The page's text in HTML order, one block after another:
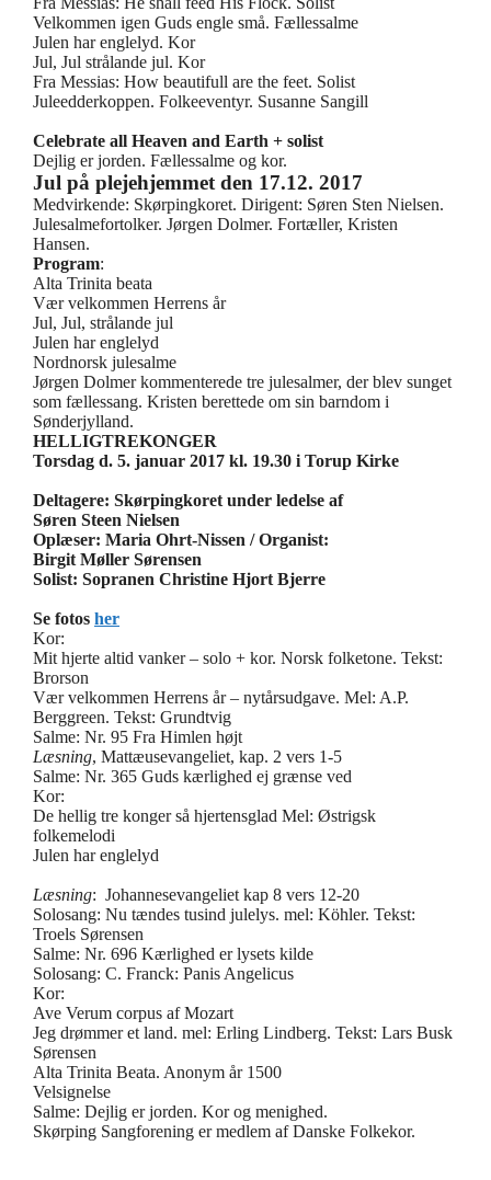
Velkommen igen Guds engle små. Fællessalme
Julen har englelyd. Kor
Jul, Jul strålande jul. Kor
Fra Messias: How beautifull are the feet. Solist
Juleedderkoppen. Folkeeventyr. Susanne Sangill
Celebrate all Heaven and Earth + solist
Dejlig er jorden. Fællessalme og kor.
Jul på plejehjemmet den 17.12. 2017
Medvirkende: Skørpingkoret. Dirigent: Søren Sten Nielsen.
Julesalmefortolker. Jørgen Dolmer. Fortæller, Kristen
Hansen.
Program:
Alta Trinita beata
Vær velkommen Herrens år
Jul, Jul, strålande jul
Julen har englelyd
Nordnorsk julesalme
Jørgen Dolmer kommenterede tre julesalmer, der blev sunget
som fællessang. Kristen berettede om sin barndom i
Sønderjylland.
HELLIGTREKONGER
Torsdag d. 5. januar 2017 kl. 19.30 i Torup Kirke
Deltagere: Skørpingkoret under ledelse af
Søren Steen Nielsen
Oplæser: Maria Ohrt-Nissen / Organist:
Birgit Møller Sørensen
Solist: Sopranen Christine Hjort Bjerre
Se fotos her
Kor:
Mit hjerte altid vanker – solo + kor. Norsk folketone. Tekst:
Brorson
Vær velkommen Herrens år – nytårsudgave. Mel: A.P.
Berggreen. Tekst: Grundtvig
Salme: Nr. 95 Fra Himlen højt
Læsning, Mattæusevangeliet, kap. 2 vers 1-5
Salme: Nr. 365 Guds kærlighed ej grænse ved
Kor:
De hellig tre konger så hjertensglad Mel: Østrigsk
folkemelodi
Julen har englelyd
Læsning: Johannesevangeliet kap 8 vers 12-20
Solosang: Nu tændes tusind julelys. mel: Köhler. Tekst:
Troels Sørensen
Salme: Nr. 696 Kærlighed er lysets kilde
Solosang: C. Franck: Panis Angelicus
Kor:
Ave Verum corpus af Mozart
Jeg drømmer et land. mel: Erling Lindberg. Tekst: Lars Busk
Sørensen
Alta Trinita Beata. Anonym år 1500
Velsignelse
Salme: Dejlig er jorden. Kor og menighed.
Skørping Sangforening er medlem af Danske Folkekor.